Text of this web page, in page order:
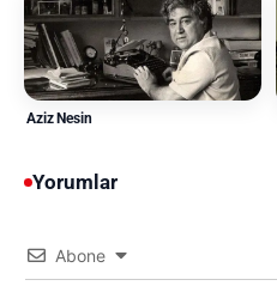
Aziz Nesin
Yorumlar
Abone